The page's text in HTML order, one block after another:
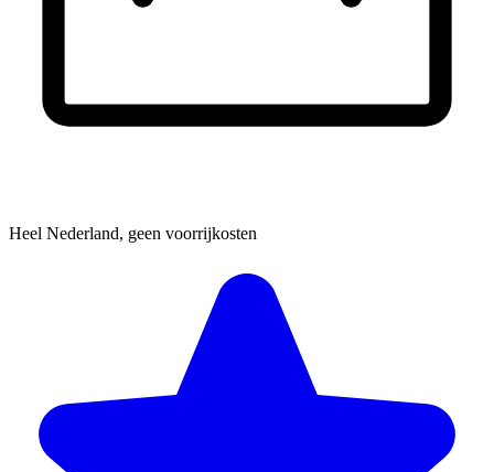
Heel Nederland, geen voorrijkosten